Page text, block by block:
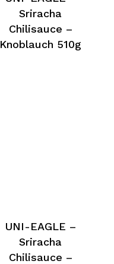
Sriracha
Chilisauce –
Knoblauch 510g
UNI-EAGLE –
Sriracha
Chilisauce –